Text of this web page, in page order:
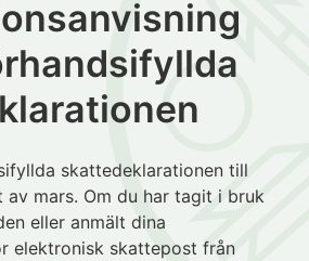
skattedeklarationen till
mars. Om du har tagit i bruk
eller anmält dina
elektronisk skattepost från